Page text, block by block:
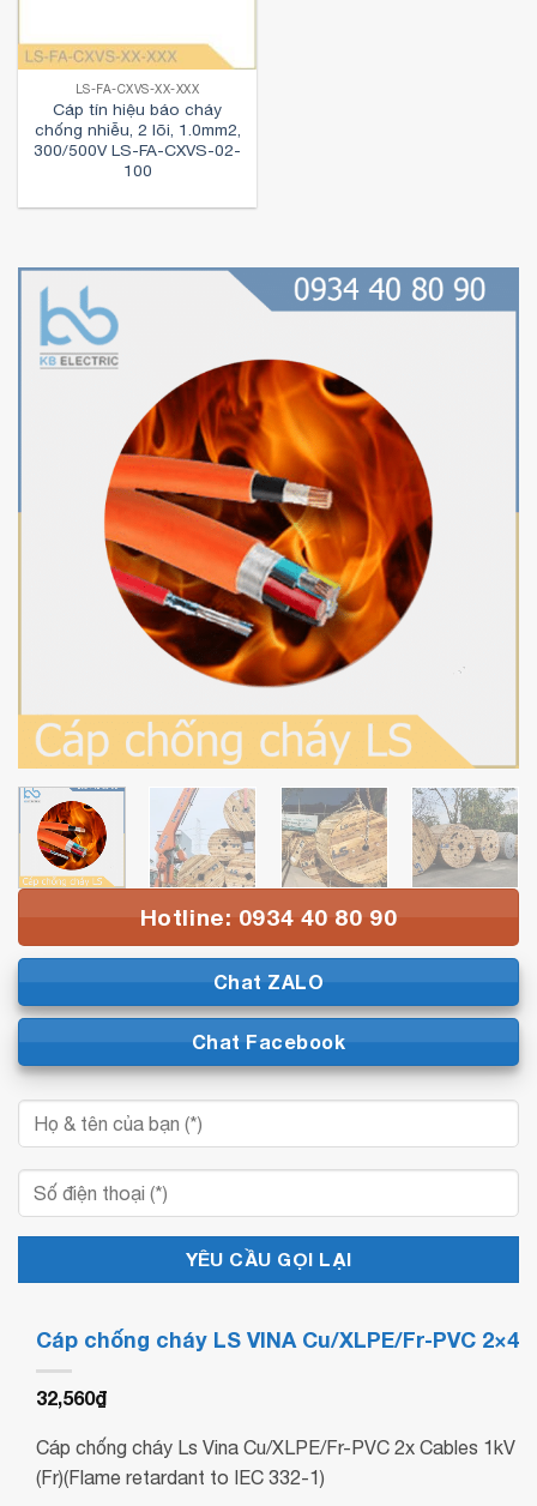
LS-FA-CXVS-XX-XXX
Cáp tín hiệu báo cháy
chống nhiễu, 2 lõi, 1.0mm2,
300/500V LS-FA-CXVS-02-
100
Hotline: 0934 40 80 90
Chat ZALO
Chat Facebook
Cáp chống cháy LS VINA Cu/XLPE/Fr-PVC 2×4
32,560₫
Cáp chống cháy Ls Vina Cu/XLPE/Fr-PVC 2x Cables 1kV
(Fr)(Flame retardant to IEC 332-1)